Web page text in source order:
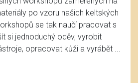
po vzoru našich keltských
se tak naučí pracovat s
si jednoduchý oděv, vyrobit
opracovat kůži a vyrábět ...